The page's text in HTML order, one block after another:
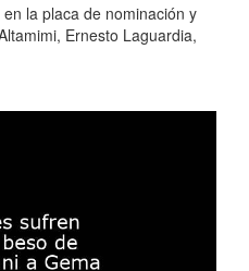
la placa de nominación y
Ernesto Laguardia,